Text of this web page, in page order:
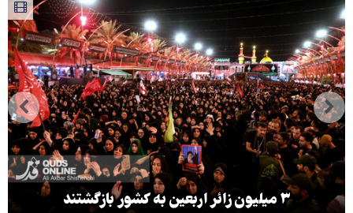
۳ میلیون زائر اربعین به کشور بازگشتند